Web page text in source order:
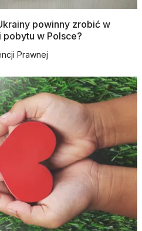
powinny zrobić w
w Polsce?
Prawnej